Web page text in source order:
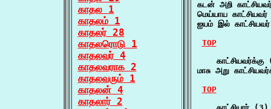
காதல 1
காதலம் 1
காதலர் 28
காதலரொடு 1
காதலவர் 4
காதலவராக 2
காதலவரும் 1
காதலன் 4
காதலார் 2
கடன் அறி
மெய்யாய
ஐயம் இல்
TOP
காட்சியவர்க்கு
மாசு அறு
TOP